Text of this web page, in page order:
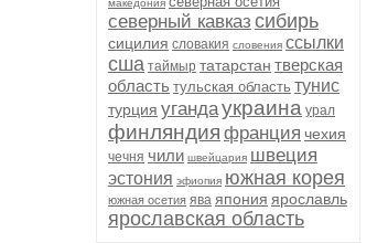
македония
северный кавказ сибирь
сицилия словакия словения ссылки
сша таймыр татарстан тверская
область тульская область тунис
турция угандаукраина урал
финляндия франция чехия
чечня чили швейцария швеция
эстония эфиопия южная корея
южная осетия ява япония ярославль
ярославская область